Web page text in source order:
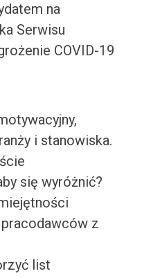
na
Serwisu
COVID-19
i stanowiska.
się wyróżnić?
z
list